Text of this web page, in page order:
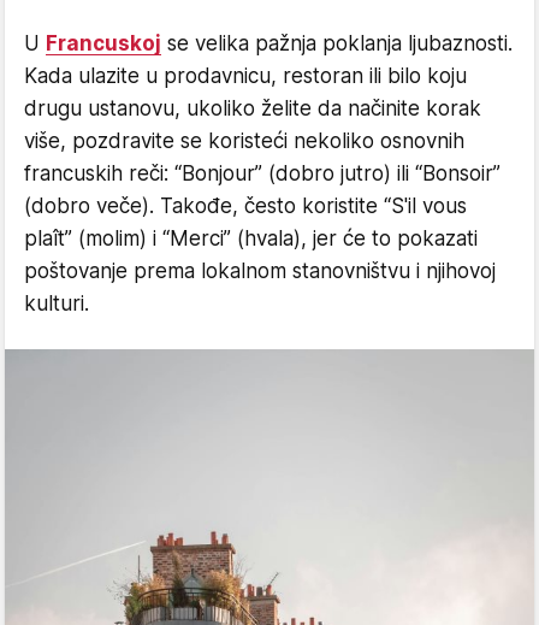
U Francuskoj se velika pažnja poklanja ljubaznosti.
Kada ulazite u prodavnicu, restoran ili bilo koju
drugu ustanovu, ukoliko želite da načinite korak
više, pozdravite se koristeći nekoliko osnovnih
francuskih reči: “Bonjour” (dobro jutro) ili “Bonsoir”
(dobro veče). Takođe, često koristite “S'il vous
plaît” (molim) i “Merci” (hvala), jer će to pokazati
poštovanje prema lokalnom stanovništvu i njihovoj
kulturi.